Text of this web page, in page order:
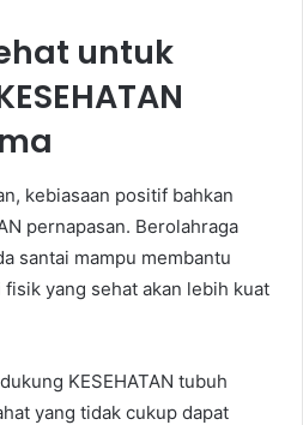
untuk
kebiasaan positif bahkan
pernapasan. Berolahraga
santai mampu membantu
yang sehat akan lebih kuat
KESEHATAN tubuh
yang tidak cukup dapat